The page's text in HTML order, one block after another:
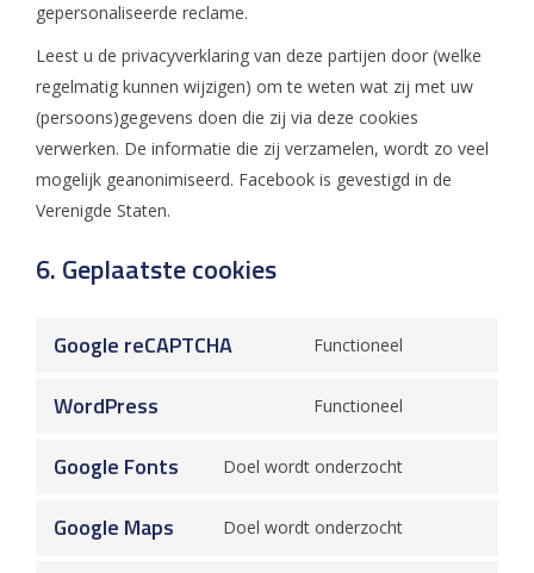
gepersonaliseerde reclame.
Leest u de privacyverklaring van deze partijen door (welke
regelmatig kunnen wijzigen) om te weten wat zij met uw
(persoons)gegevens doen die zij via deze cookies
verwerken. De informatie die zij verzamelen, wordt zo veel
mogelijk geanonimiseerd. Facebook is gevestigd in de
Verenigde Staten.
6. Geplaatste cookies
Google reCAPTCHA Functioneel
WordPress Functioneel
Google Fonts Doel wordt onderzocht
Google Maps Doel wordt onderzocht